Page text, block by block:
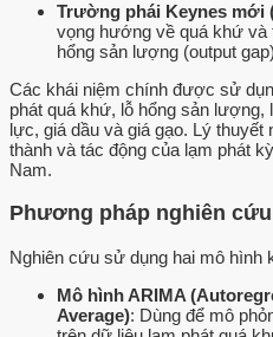
Trường phái Keynes mới
vọng hướng về quá khứ
hổng sản lượng (output
Các khái niệm chính được sử
phát quá khứ, lỗ hổng sản
lực, giá dầu và giá gạo. Lý
thành và tác động của lạm phát
Nam.
Phương pháp nghiên cứu
Nghiên cứu sử dụng hai mô hình
Mô hình ARIMA
Average): Dùng để mô